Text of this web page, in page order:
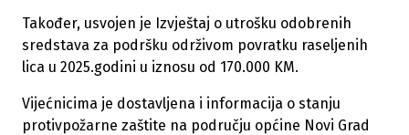
Također, usvojen je Izvještaj o utrošku odobrenih
sredstava za podršku održivom povratku raseljenih
lica u 2025.godini u iznosu od 170.000 KM.
Vijećnicima je dostavljena i informacija o stanju
protivpožarne zaštite na području općine Novi Grad